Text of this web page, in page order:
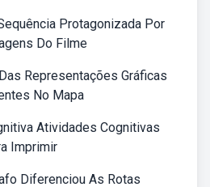
Protagonizada Por
Do Filme
Representações Gráficas
No Mapa
Atividades Cognitivas
Imprimir
Diferenciou As Rotas